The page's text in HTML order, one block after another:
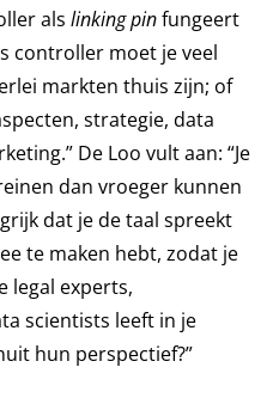
als linking pinfungeert
controller moet je veel
markten thuis zijn; of
strategie, data
De Loo vult aan: “Je
dan vroeger kunnen
dat je de taal spreekt
te maken hebt, zodat je
legal experts,
scientists leeft in je
hun perspectief?”